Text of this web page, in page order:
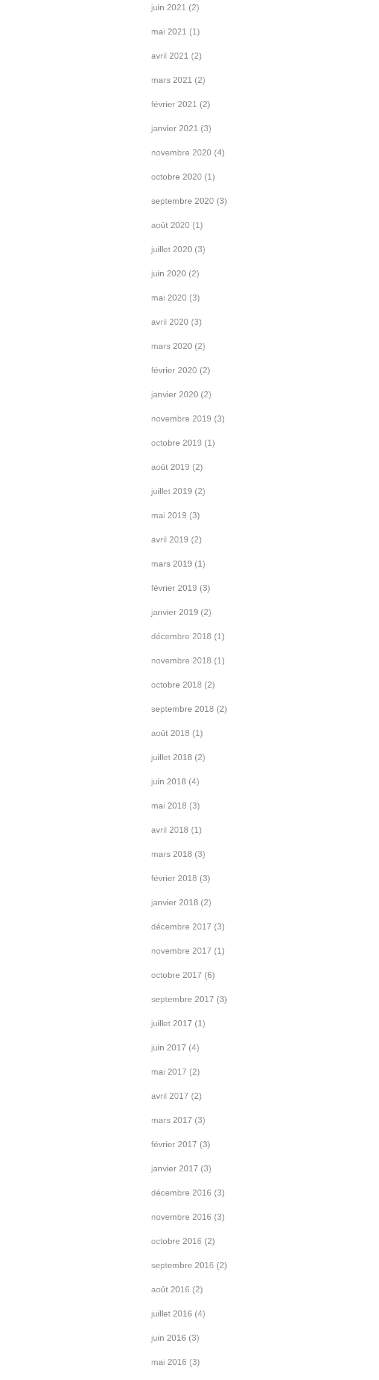
juin 2021 (2)
mai 2021 (1)
avril 2021 (2)
mars 2021 (2)
février 2021 (2)
janvier 2021 (3)
novembre 2020 (4)
octobre 2020 (1)
septembre 2020 (3)
août 2020 (1)
juillet 2020 (3)
juin 2020 (2)
mai 2020 (3)
avril 2020 (3)
mars 2020 (2)
février 2020 (2)
janvier 2020 (2)
novembre 2019 (3)
octobre 2019 (1)
août 2019 (2)
juillet 2019 (2)
mai 2019 (3)
avril 2019 (2)
mars 2019 (1)
février 2019 (3)
janvier 2019 (2)
décembre 2018 (1)
novembre 2018 (1)
octobre 2018 (2)
septembre 2018 (2)
août 2018 (1)
juillet 2018 (2)
juin 2018 (4)
mai 2018 (3)
avril 2018 (1)
mars 2018 (3)
février 2018 (3)
janvier 2018 (2)
décembre 2017 (3)
novembre 2017 (1)
octobre 2017 (6)
septembre 2017 (3)
juillet 2017 (1)
juin 2017 (4)
mai 2017 (2)
avril 2017 (2)
mars 2017 (3)
février 2017 (3)
janvier 2017 (3)
décembre 2016 (3)
novembre 2016 (3)
octobre 2016 (2)
septembre 2016 (2)
août 2016 (2)
juillet 2016 (4)
juin 2016 (3)
mai 2016 (3)